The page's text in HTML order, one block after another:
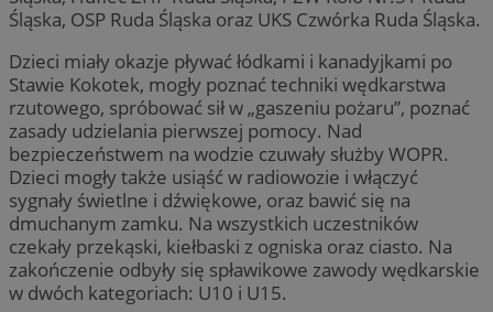
Śląska, OSP Ruda Śląska oraz UKS Czwórka Ruda Śląska.
Dzieci miały okazje pływać łódkami i kanadyjkami po
Stawie Kokotek, mogły poznać techniki wędkarstwa
rzutowego, spróbować sił w „gaszeniu pożaru”, poznać
zasady udzielania pierwszej pomocy. Nad
bezpieczeństwem na wodzie czuwały służby WOPR.
Dzieci mogły także usiąść w radiowozie i włączyć
sygnały świetlne i dźwiękowe, oraz bawić się na
dmuchanym zamku. Na wszystkich uczestników
czekały przekąski, kiełbaski z ogniska oraz ciasto. Na
zakończenie odbyły się spławikowe zawody wędkarskie
w dwóch kategoriach: U10 i U15.